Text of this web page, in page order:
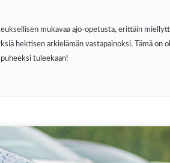
mukavaa ajo-opetusta, erittäin
hektisen arkielämän vastapainoksi. Tämä on
tuleekaan!